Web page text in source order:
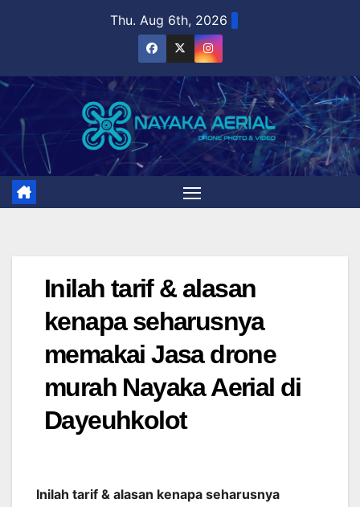
Thu. Aug 6th, 2026
Inilah tarif & alasan
kenapa seharusnya
memakai Jasa drone
murah Nayaka Aerial di
Dayeuhkolot
Inilah tarif & alasan kenapa seharusnya